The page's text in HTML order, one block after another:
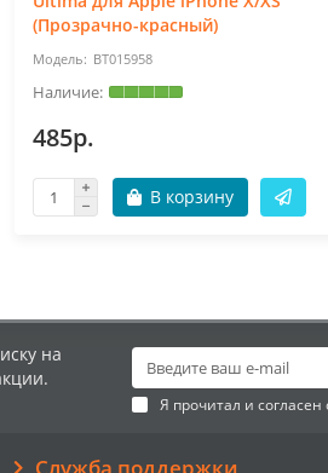
(Прозрачно-красный)
BT015958
485р.
В корзину
на
Я прочитал и согласен